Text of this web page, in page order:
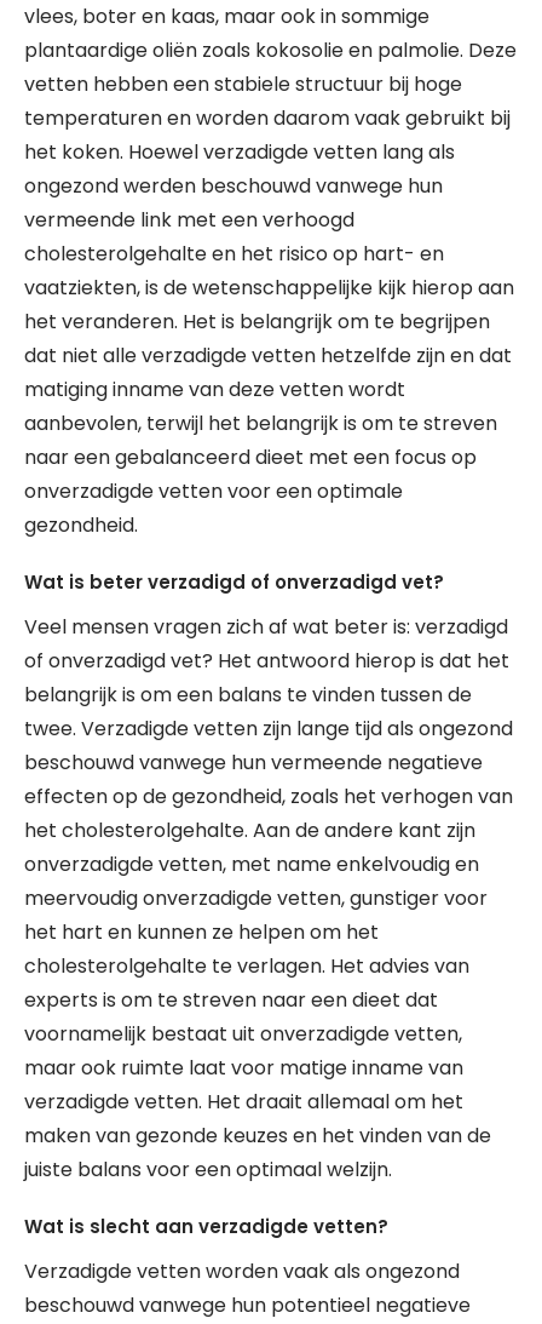
vlees, boter en kaas, maar ook in sommige
plantaardige oliën zoals kokosolie en palmolie. Deze
vetten hebben een stabiele structuur bij hoge
temperaturen en worden daarom vaak gebruikt bij
het koken. Hoewel verzadigde vetten lang als
ongezond werden beschouwd vanwege hun
vermeende link met een verhoogd
cholesterolgehalte en het risico op hart- en
vaatziekten, is de wetenschappelijke kijk hierop aan
het veranderen. Het is belangrijk om te begrijpen
dat niet alle verzadigde vetten hetzelfde zijn en dat
matiging inname van deze vetten wordt
aanbevolen, terwijl het belangrijk is om te streven
naar een gebalanceerd dieet met een focus op
onverzadigde vetten voor een optimale
gezondheid.
Wat is beter verzadigd of onverzadigd vet?
Veel mensen vragen zich af wat beter is: verzadigd
of onverzadigd vet? Het antwoord hierop is dat het
belangrijk is om een balans te vinden tussen de
twee. Verzadigde vetten zijn lange tijd als ongezond
beschouwd vanwege hun vermeende negatieve
effecten op de gezondheid, zoals het verhogen van
het cholesterolgehalte. Aan de andere kant zijn
onverzadigde vetten, met name enkelvoudig en
meervoudig onverzadigde vetten, gunstiger voor
het hart en kunnen ze helpen om het
cholesterolgehalte te verlagen. Het advies van
experts is om te streven naar een dieet dat
voornamelijk bestaat uit onverzadigde vetten,
maar ook ruimte laat voor matige inname van
verzadigde vetten. Het draait allemaal om het
maken van gezonde keuzes en het vinden van de
juiste balans voor een optimaal welzijn.
Wat is slecht aan verzadigde vetten?
Verzadigde vetten worden vaak als ongezond
beschouwd vanwege hun potentieel negatieve